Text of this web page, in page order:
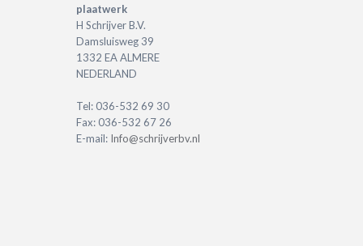
plaatwerk
H Schrijver B.V.
Damsluisweg 39
1332 EA ALMERE
NEDERLAND
Tel: 036-532 69 30
Fax: 036-532 67 26
E-mail: Info@schrijverbv.nl